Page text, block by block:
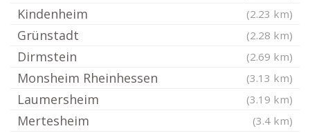
Kindenheim (2.23 km)
Grünstadt (2.28 km)
Dirmstein (2.69 km)
Monsheim Rheinhessen (3.13 km)
Laumersheim (3.19 km)
Mertesheim (3.4 km)